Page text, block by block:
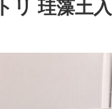
リ 珪藻土